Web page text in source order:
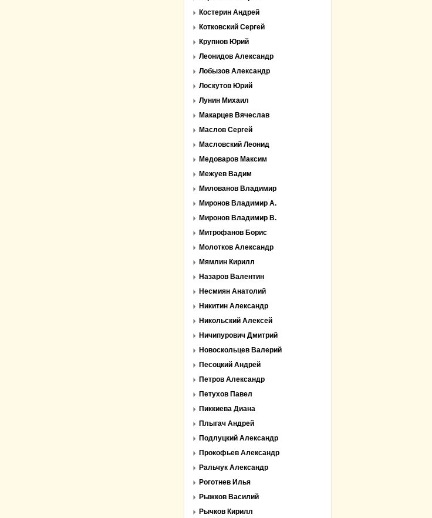
Костерин Андрей
Котковский Сергей
Крупнов Юрий
Леонидов Александр
Лобызов Александр
Лоскутов Юрий
Лунин Михаил
Макарцев Вячеслав
Маслов Сергей
Масловский Леонид
Медоваров Максим
Межуев Вадим
Милованов Владимир
Миронов Владимир А.
Миронов Владимир В.
Митрофанов Борис
Молотков Александр
Мямлин Кирилл
Назаров Валентин
Несмиян Анатолий
Никитин Александр
Никольский Алексей
Ничипурович Дмитрий
Новоскольцев Валерий
Песоцкий Андрей
Петров Александр
Петухов Павел
Пиккиева Диана
Плыгач Андрей
Подлуцкий Александр
Прокофьев Александр
Ральчук Александр
Роготнев Илья
Рыжков Василий
Рычков Кирилл